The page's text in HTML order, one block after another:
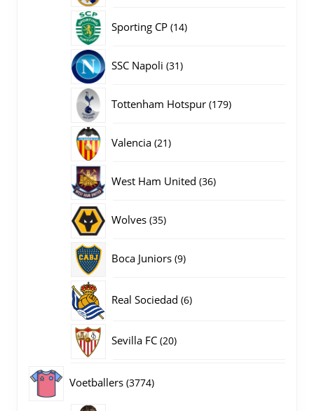
Sporting CP 1414
SSC Napoli 3131
Tottenham Hotspur 179179
Valencia 2121
West Ham United 3636
Wolves 3535
Boca Juniors 99
Real Sociedad 66
Sevilla FC 2020
Voetballers 37743774